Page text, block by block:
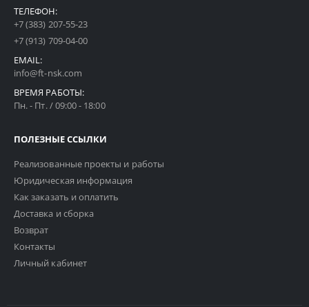
ТЕЛЕФОН:
+7 (383) 207-55-23
+7 (913) 709-04-00
EMAIL:
info@ft-nsk.com
ВРЕМЯ РАБОТЫ:
Пн. - Пт. / 09:00 - 18:00
ПОЛЕЗНЫЕ ССЫЛКИ
Реализованные проекты и работы
Юридическая информация
Как заказать и оплатить
Доставка и сборка
Возврат
Контакты
Личный кабинет